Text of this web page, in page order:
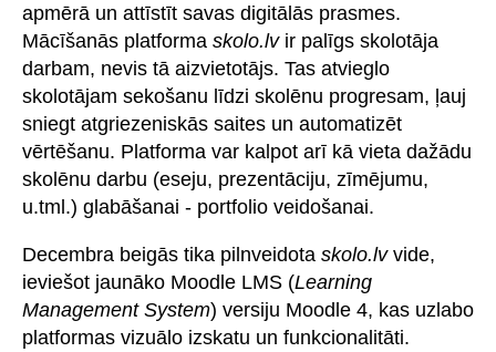
apmērā un attīstīt savas digitālās prasmes.
Mācīšanās platforma skolo.lvir palīgs skolotāja
darbam, nevis tā aizvietotājs. Tas atvieglo
skolotājam sekošanu līdzi skolēnu progresam, ļauj
sniegt atgriezeniskās saites un automatizēt
vērtēšanu. Platforma var kalpot arī kā vieta dažādu
skolēnu darbu (eseju, prezentāciju, zīmējumu,
u.tml.) glabāšanai - portfolio veidošanai.
Decembra beigās tika pilnveidota skolo.lvvide,
ieviešot jaunāko Moodle LMS (Learning
Management System) versiju Moodle 4, kas uzlabo
platformas vizuālo izskatu un funkcionalitāti.